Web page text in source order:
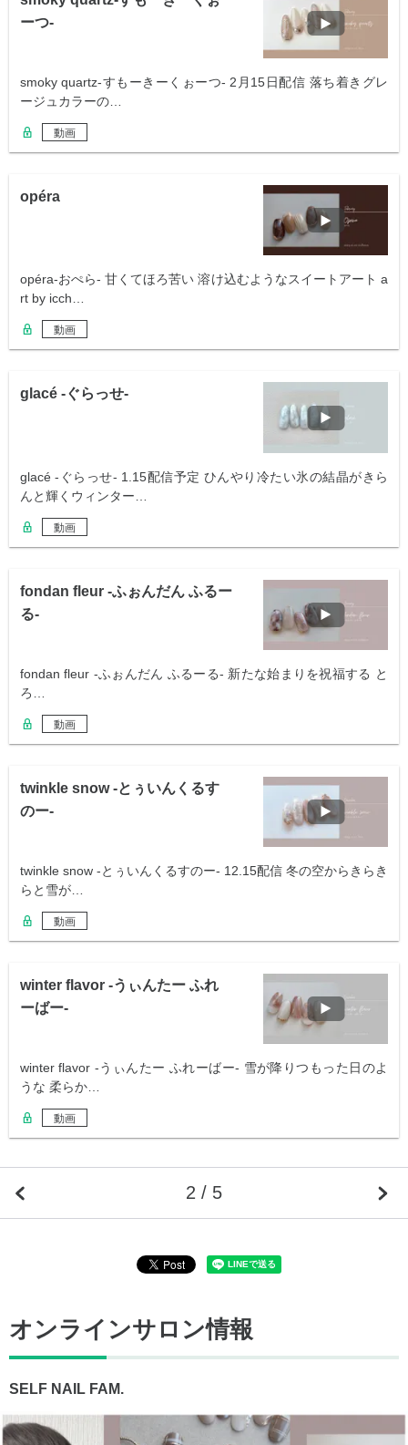
ーつ-
smoky quartz-すもーきーくぉーつ- 2月15日配信 落ち着きグレ
ージュカラーの…
動画
opéra
opéra-おぺら- 甘くてほろ苦い 溶け込むようなスイートアート a
rt by icch…
動画
glacé -ぐらっせ-
glacé -ぐらっせ- 1.15配信予定 ひんやり冷たい氷の結晶がきら
んと輝くウィンター…
動画
fondan fleur -ふぉんだん ふるー
る-
fondan fleur -ふぉんだん ふるーる- 新たな始まりを祝福する と
ろ…
動画
twinkle snow -とぅいんくるす
のー-
twinkle snow -とぅいんくるすのー- 12.15配信 冬の空からきらき
らと雪が…
動画
winter flavor -うぃんたー ふれ
ーばー-
winter flavor -うぃんたー ふれーばー- 雪が降りつもった日のよ
うな 柔らか…
動画
2 / 5
オンラインサロン情報
SELF NAIL FAM.